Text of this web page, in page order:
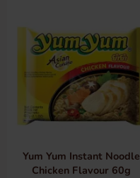
Yum Yum Instant Noodle
Chicken Flavour 60g